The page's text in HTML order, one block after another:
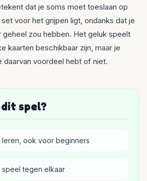
dat je soms moet toeslaan op
voor het grijpen ligt, ondanks dat je
zou hebben. Het geluk speelt
kaarten beschikbaar zijn, maar je
daarvan voordeel hebt of niet.
spel?
leren, ook voor beginners
speel tegen elkaar